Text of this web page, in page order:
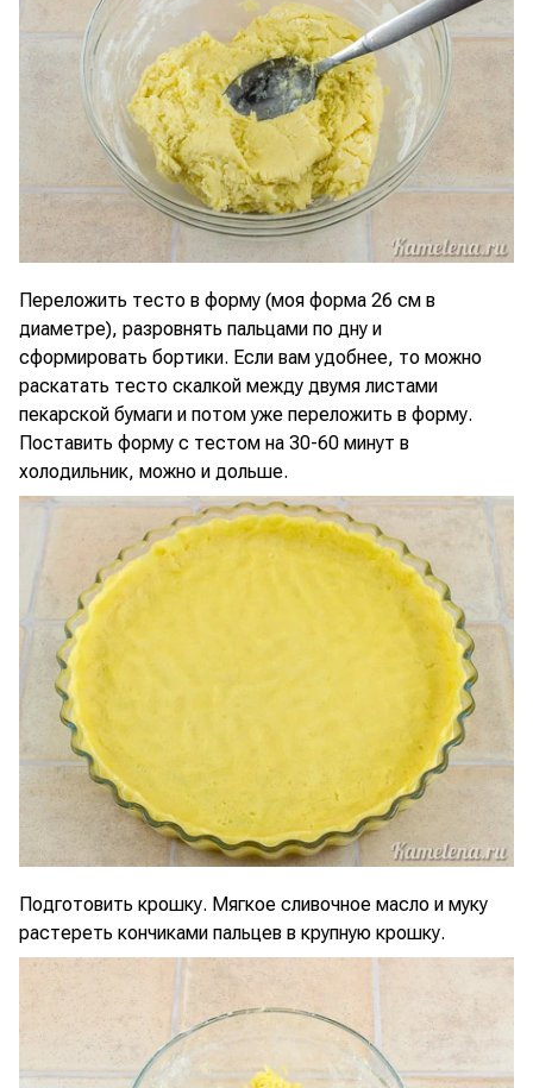
Переложить тесто в форму (моя форма 26 см в
диаметре), разровнять пальцами по дну и
сформировать бортики. Если вам удобнее, то можно
раскатать тесто скалкой между двумя листами
пекарской бумаги и потом уже переложить в форму.
Поставить форму с тестом на 30-60 минут в
холодильник, можно и дольше.
Подготовить крошку. Мягкое сливочное масло и муку
растереть кончиками пальцев в крупную крошку.